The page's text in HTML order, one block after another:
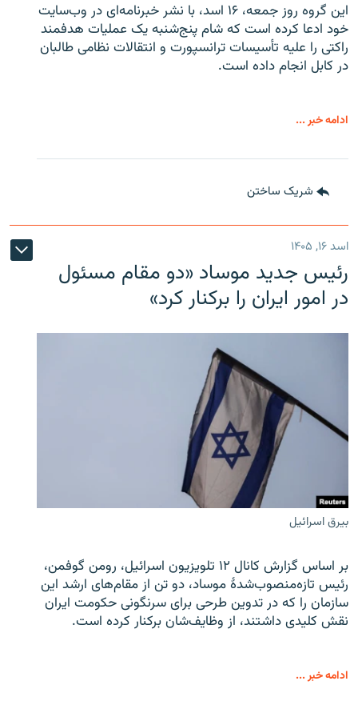
این گروه روز جمعه، ۱۶ اسد، با نشر خبرنامه‌ای در وب‌سایت
خود ادعا کرده است که شام پنج‌شنبه یک عملیات هدفمند
راکتی را علیه تأسیسات ترانسپورت و انتقالات نظامی طالبان
در کابل انجام داده است.
ادامه خبر ...
شریک ساختن
اسد ۱۶, ۱۴۰۵
رئیس جدید موساد «دو مقام مسئول
در امور ایران را برکنار کرد»
بیرق اسرائیل
بر اساس گزارش کانال ۱۲ تلویزیون اسرائیل، رومن گوفمن،
رئیس تازه‌منصوب‌شدۀ موساد، دو تن از مقام‌های ارشد این
سازمان را که در تدوین طرحی برای سرنگونی حکومت ایران
نقش کلیدی داشتند، از وظایف‌شان برکنار کرده است.
ادامه خبر ...